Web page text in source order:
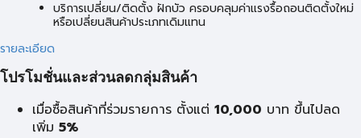
บริการเปลี่ยน/ติดตั้ง ฝักบัว ครอบคลุมค่าแรงรื้อถอนติดตั้งใหม่
หรือเปลี่ยนสินค้าประเภทเดิมแทน
รายละเอียด
โปรโมชั่นและส่วนลดกลุ่มสินค้า
เมื่อซื้อสินค้าที่ร่วมรายการ ตั้งแต่ 10,000 บาท ขึ้นไปลด
เพิ่ม 5%